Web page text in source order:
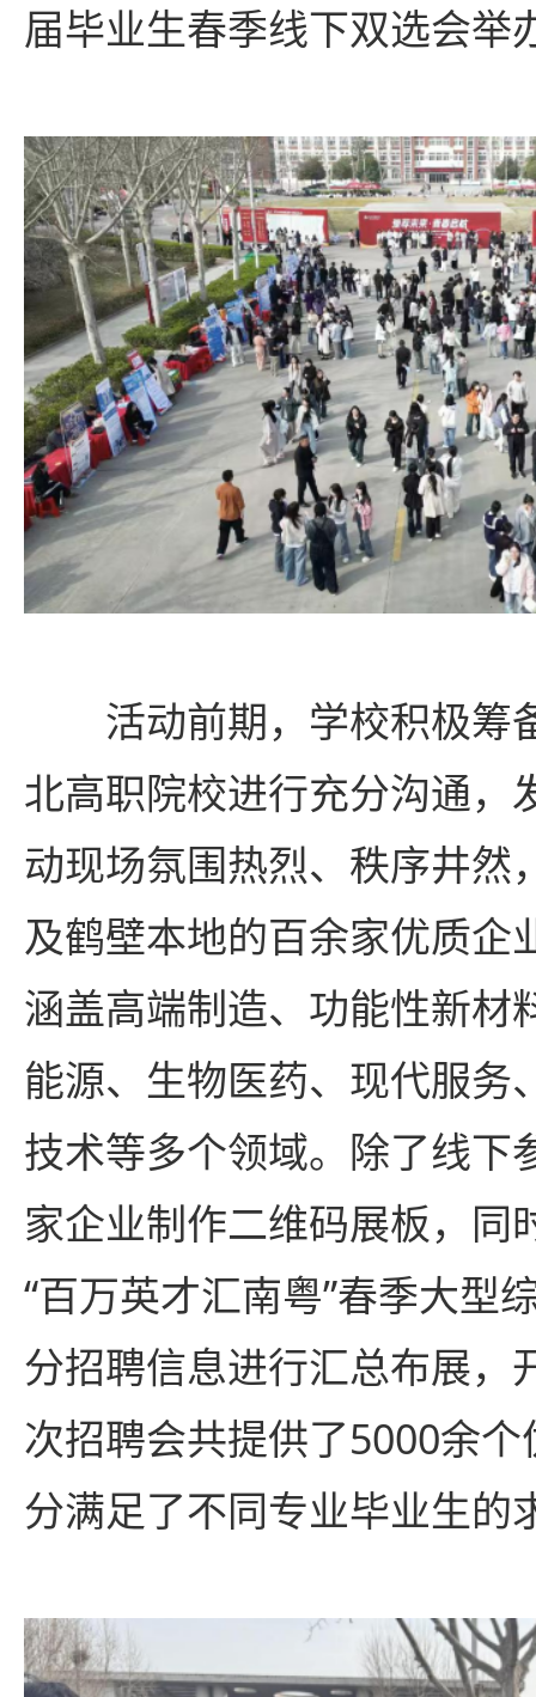
届毕业生春季线下双选会举
活动前期，学校积极筹
北高职院校进行充分沟通，
动现场氛围热烈、秩序井然
及鹤壁本地的百余家优质企
涵盖高端制造、功能性新材
能源、生物医药、现代服务
技术等多个领域。除了线下
家企业制作二维码展板，同
“百万英才汇南粤”春季大型
分招聘信息进行汇总布展，
次招聘会共提供了5000余
分满足了不同专业毕业生的